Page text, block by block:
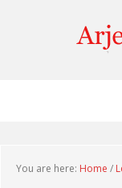
You are here: Home /